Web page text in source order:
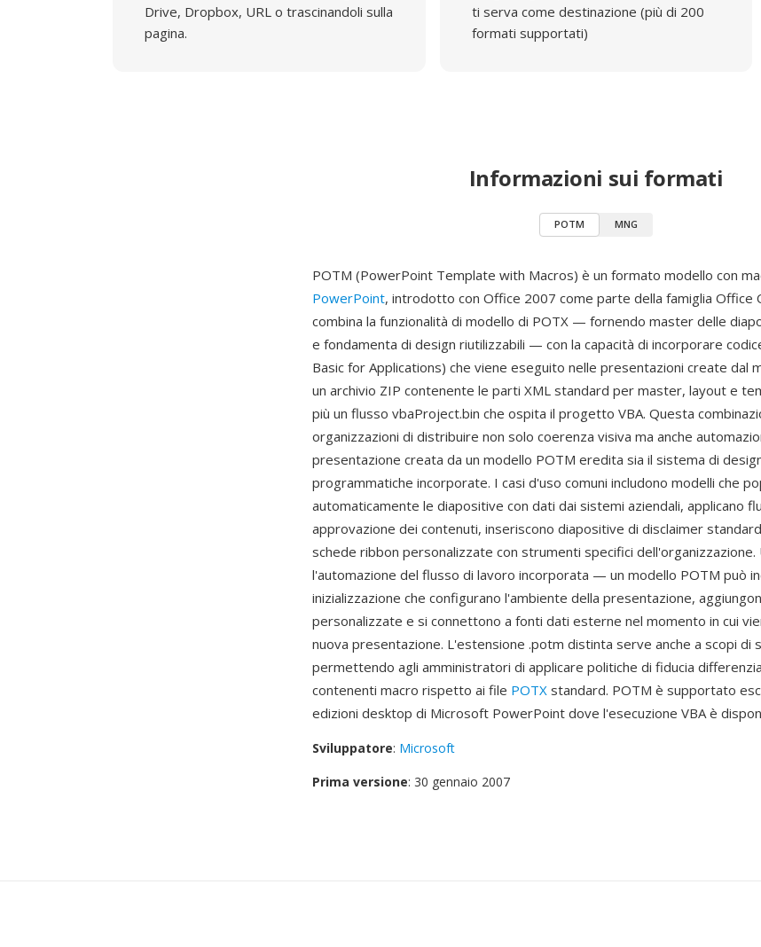
Drive, Dropbox, URL o trascinandoli sulla
pagina.
ti serva come destinazione (più di 200
formati supportati)
Informazioni sui formati
POTM MNG
POTM (PowerPoint Template with Macros) è un formato modello con
PowerPoint, introdotto con Office 2007 come parte della famiglia Office
combina la funzionalità di modello di POTX — fornendo master delle
e fondamenta di design riutilizzabili — con la capacità di incorporare
Basic for Applications) che viene eseguito nelle presentazioni create dal
un archivio ZIP contenente le parti XML standard per master, layout e
più un flusso vbaProject.bin che ospita il progetto VBA. Questa
organizzazioni di distribuire non solo coerenza visiva ma anche
presentazione creata da un modello POTM eredita sia il sistema di
programmatiche incorporate. I casi d'uso comuni includono modelli che
automaticamente le diapositive con dati dai sistemi aziendali, applicano
approvazione dei contenuti, inseriscono diapositive di disclaimer
schede ribbon personalizzate con strumenti specifici dell'organizzazione.
l'automazione del flusso di lavoro incorporata — un modello POTM può
inizializzazione che configurano l'ambiente della presentazione,
personalizzate e si connettono a fonti dati esterne nel momento in cui
nuova presentazione. L'estensione .potm distinta serve anche a scopi di
permettendo agli amministratori di applicare politiche di fiducia
contenenti macro rispetto ai file POTX standard. POTM è supportato
edizioni desktop di Microsoft PowerPoint dove l'esecuzione VBA è
Sviluppatore: Microsoft
Prima versione: 30 gennaio 2007